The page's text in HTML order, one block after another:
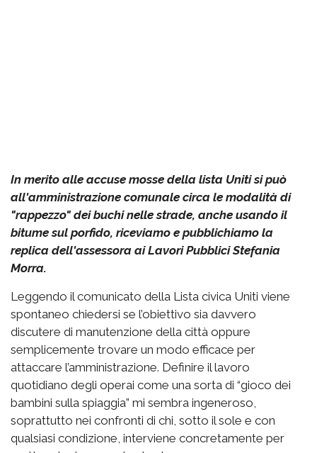
In merito alle accuse mosse della lista Uniti si può
all'amministrazione comunale circa le modalità di
"rappezzo" dei buchi nelle strade, anche usando il
bitume sul porfido, riceviamo e pubblichiamo la
replica dell'assessora ai Lavori Pubblici Stefania
Morra.
Leggendo il comunicato della Lista civica Uniti viene
spontaneo chiedersi se l’obiettivo sia davvero
discutere di manutenzione della città oppure
semplicemente trovare un modo efficace per
attaccare l’amministrazione. Definire il lavoro
quotidiano degli operai come una sorta di “gioco dei
bambini sulla spiaggia” mi sembra ingeneroso,
soprattutto nei confronti di chi, sotto il sole e con
qualsiasi condizione, interviene concretamente per